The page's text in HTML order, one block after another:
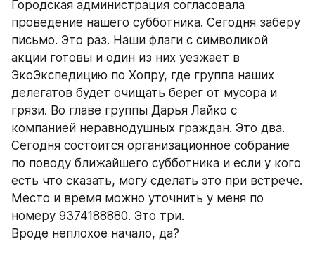
Городская администрация согласовала
проведение нашего субботника. Сегодня заберу
письмо. Это раз. Наши флаги с символикой
акции готовы и один из них уезжает в
ЭкоЭкспедицию по Хопру, где группа наших
делегатов будет очищать берег от мусора и
грязи. Во главе группы Дарья Лайко с
компанией неравнодушных граждан. Это два.
Сегодня состоится организационное собрание
по поводу ближайшего субботника и если у кого
есть что сказать, могу сделать это при встрече.
Место и время можно уточнить у меня по
номеру 9374188880. Это три.
Вроде неплохое начало, да?